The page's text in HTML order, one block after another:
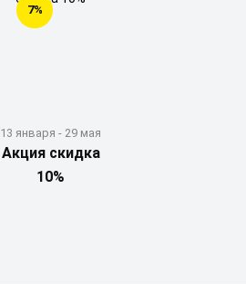
7%
13 января - 29 мая
Акция скидка
10%